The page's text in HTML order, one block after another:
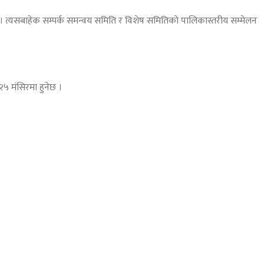
त्यसबाहेक सम्पर्क समन्वय समिति र विशेष समितिकाे पालिकास्तरीय सम्मेलन
मंसिरमा हुनेछ ।